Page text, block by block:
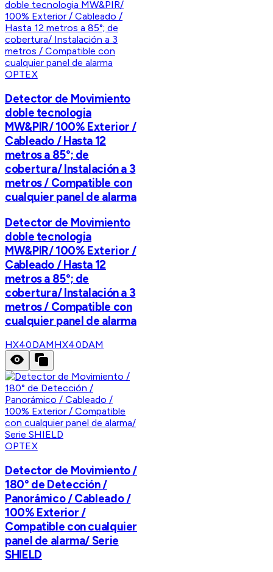
OPTEX
Detector de Movimiento
doble tecnologia
MW&PIR/ 100% Exterior /
Cableado / Hasta 12
metros a 85°; de
cobertura/ Instalación a 3
metros / Compatible con
cualquier panel de alarma
Detector de Movimiento
doble tecnologia
MW&PIR/ 100% Exterior /
Cableado / Hasta 12
metros a 85°; de
cobertura/ Instalación a 3
metros / Compatible con
cualquier panel de alarma
HX40DAMHX40DAM
OPTEX
Detector de Movimiento /
180° de Detección /
Panorámico / Cableado /
100% Exterior /
Compatible con cualquier
panel de alarma/ Serie
SHIELD